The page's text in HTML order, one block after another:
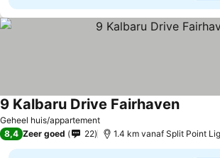
Geheel huis/appartement
9 Kalbaru Drive Fairhaven
8,4 Zeer goed 22 1.4 km vanaf Split Point